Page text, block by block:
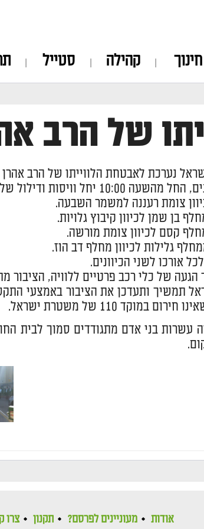
חינוך קהילה סטייל
של הרב
נערכת לאבטחת הלווייתו של הרב אהרן
כניסת כלי רכב לשני הכיוונים המובילים לבני ברק מהכבישים הבאים :
של כלי רכב פרטיים ללוויה, הציבור
תמשיך ותעדכן את הציבור באמצעי
במוקד 110 של משטרת ישראל.
עשרות בני אדם מתגודדים סמוך לבית
אודות מעוניינים לפרסם? תקנון צרו